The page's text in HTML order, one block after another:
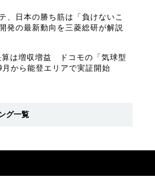
、日本の勝ち筋は「負けないこ
発の最新動向を三菱総研が解説
算は増収増益 ドコモの「気球型
から能登エリアで実証開始
グ一覧